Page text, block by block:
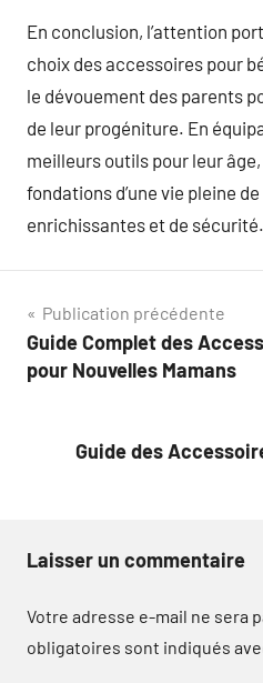
En conclusion, l’attention
choix des accessoires pour
le dévouement des parents
de leur progéniture. En
meilleurs outils pour leur
fondations d’une vie pleine
enrichissantes et de sécurité.
Navigation
de
Publication précédente
Guide Complet des
pour Nouvelles Mamans
Guide des
Laisser un commentaire
Votre adresse e-mail ne sera
obligatoires sont indiqués